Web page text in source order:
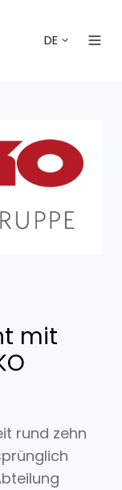
DE
mit
rund zehn